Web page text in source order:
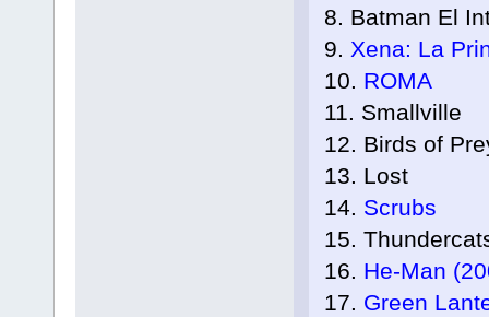
8. Batman El
9. Xena: La
10. ROMA
11. Smallville
12. Birds of
13. Lost
14. Scrubs
15.
16. He-Man
17. Green